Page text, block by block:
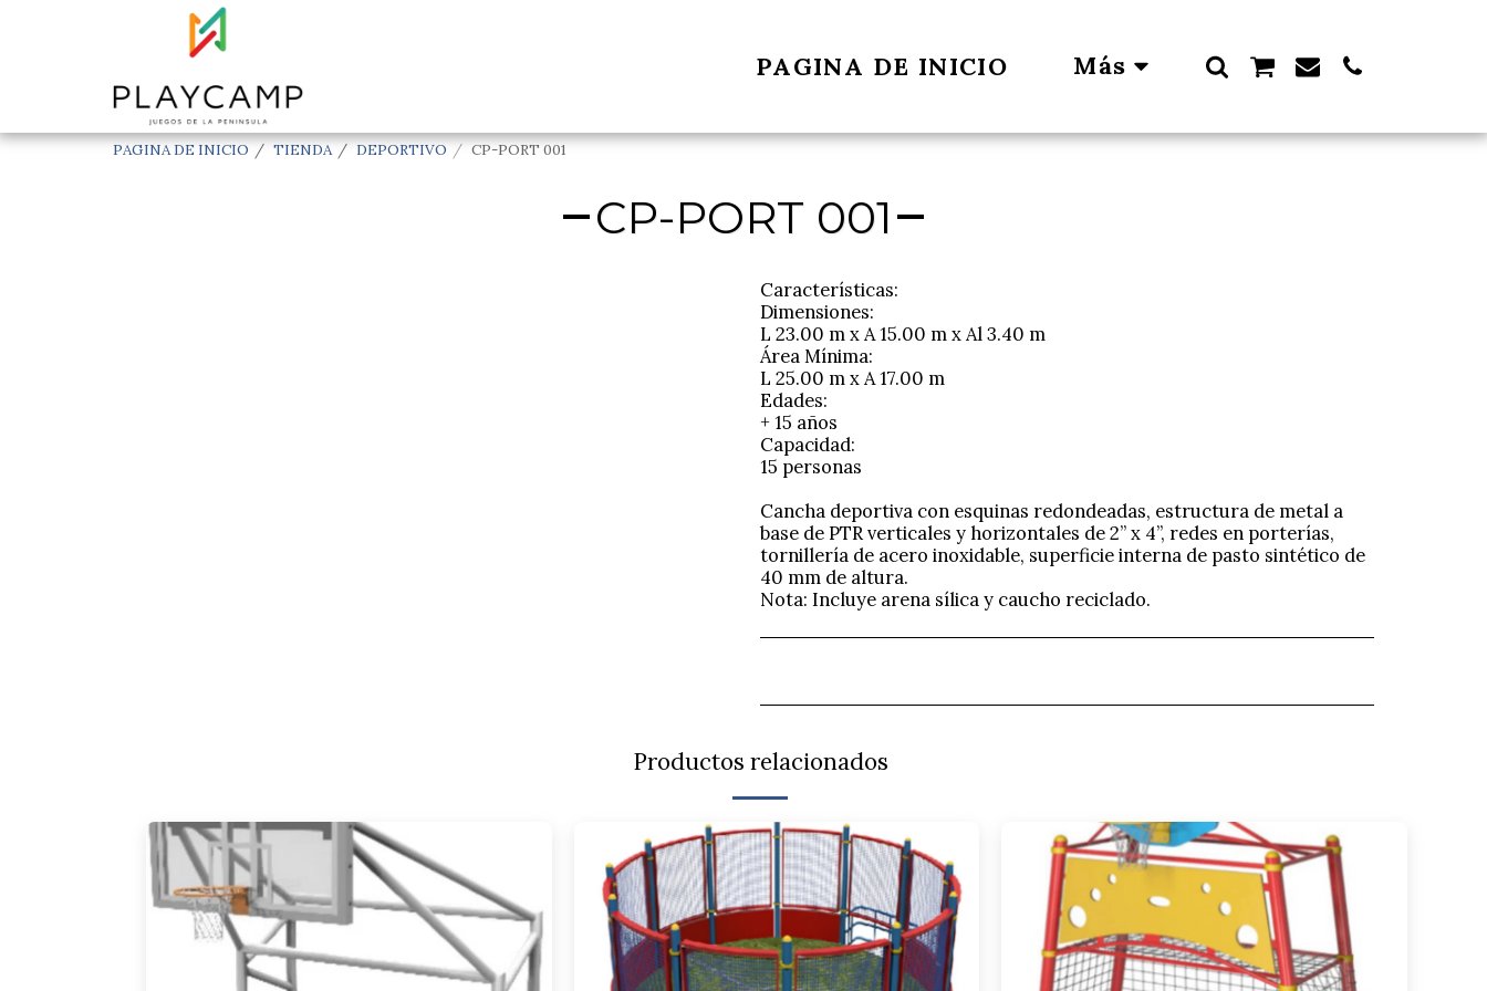
PAGINA DE INICIO Más
PAGINA DE INICIO TIENDA DEPORTIVO CP-PORT 001
CP-PORT 001
Características:
Dimensiones:
L 23.00 m x A 15.00 m x Al 3.40 m
Área Mínima:
L 25.00 m x A 17.00 m
Edades:
+ 15 años
Capacidad:
15 personas
Cancha deportiva con esquinas redondeadas, estructura de metal a
base de PTR verticales y horizontales de 2” x 4”, redes en porterías,
tornillería de acero inoxidable, superficie interna de pasto sintético de
40 mm de altura.
Nota: Incluye arena sílica y caucho reciclado.
Productos relacionados